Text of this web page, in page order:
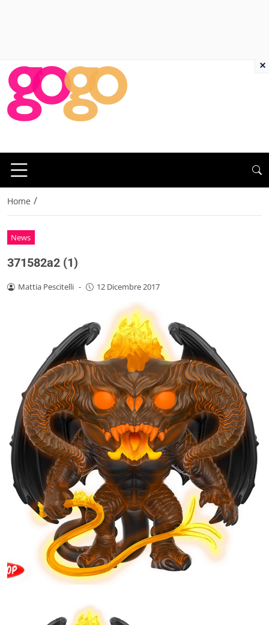
Home /
News
371582a2 (1)
Mattia Pescitelli - 12 Dicembre 2017
×